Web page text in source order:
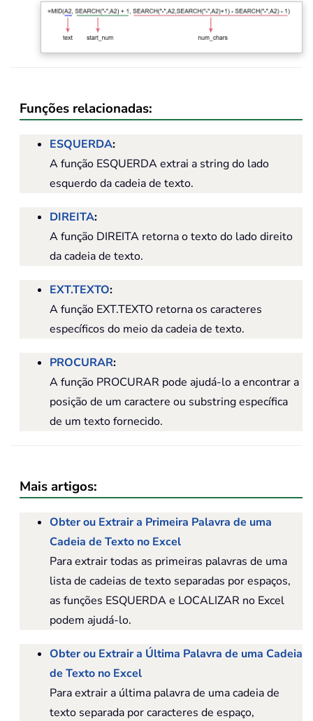
Funções relacionadas:
ESQUERDA:
A função ESQUERDA extrai a string do lado
esquerdo da cadeia de texto.
DIREITA:
A função DIREITA retorna o texto do lado direito
da cadeia de texto.
EXT.TEXTO:
A função EXT.TEXTO retorna os caracteres
específicos do meio da cadeia de texto.
PROCURAR:
A função PROCURAR pode ajudá-lo a encontrar a
posição de um caractere ou substring específica
de um texto fornecido.
Mais artigos:
Obter ou Extrair a Primeira Palavra de uma
Cadeia de Texto no Excel
Para extrair todas as primeiras palavras de uma
lista de cadeias de texto separadas por espaços,
as funções ESQUERDA e LOCALIZAR no Excel
podem ajudá-lo.
Obter ou Extrair a Última Palavra de uma Cadeia
de Texto no Excel
Para extrair a última palavra de uma cadeia de
texto separada por caracteres de espaço,